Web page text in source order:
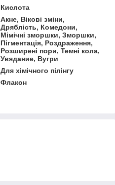
Кислота
Акне, Вікові зміни,
Дряблість, Комедони,
Мімічні зморшки, Зморшки,
Пігментація, Роздраження,
Розширені пори, Темні кола,
Увядание, Вугри
Для хімічного пілінгу
Флакон